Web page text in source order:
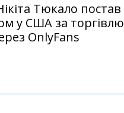
Тюкало постав
у США за торгівлю
OnlyFans